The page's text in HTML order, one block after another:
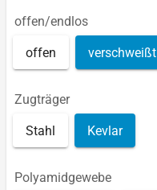
offen/endlos
offen verschweißt
Zugträger
Stahl Kevlar
Polyamidgewebe